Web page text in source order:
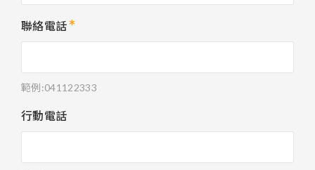
聯絡電話
範例:041122333
行動電話